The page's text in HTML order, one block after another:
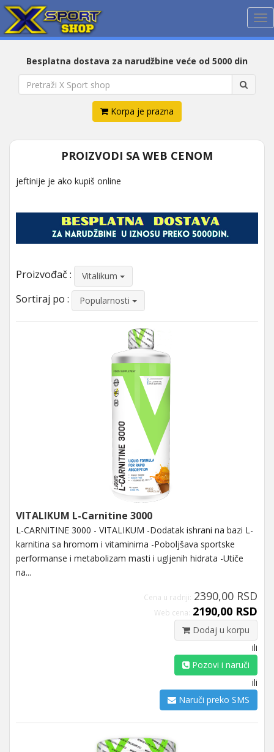
Besplatna dostava za narudžbine veće od 5000 din
Korpa je prazna
PROIZVODI SA WEB CENOM
jeftinije je ako kupiš online
Proizvođač : Vitalikum
Sortiraj po : Popularnosti
VITALIKUM L-Carnitine 3000
L-CARNITINE 3000 - VITALIKUM -Dodatak ishrani na bazi L-
karnitina sa hromom i vitaminima -Poboljšava sportske
performanse i metabolizam masti i ugljenih hidrata -Utiče
na...
Cena u radnji: 2390,00 RSD
Web cena: 2190,00 RSD
Dodaj u korpu
ili
Pozovi i naruči
ili
Naruči preko SMS